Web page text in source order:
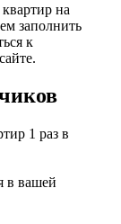
на
заполнить
к
1 раз в
в вашей